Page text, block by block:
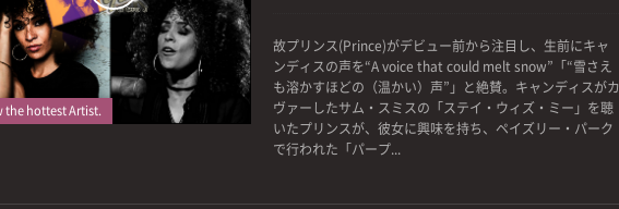
the hottest Artist.
故プリンス(Prince)がデビュー前から注目し、生前にキャ
ンディスの声を“A voice that could melt snow”「“雪さえ
も溶かすほどの（温かい）声”」と絶賛。キャンディスがカ
ヴァーしたサム・スミスの「ステイ・ウィズ・ミー」を聴
いたプリンスが、彼女に興味を持ち、ペイズリー・パーク
で行われた「パープ...